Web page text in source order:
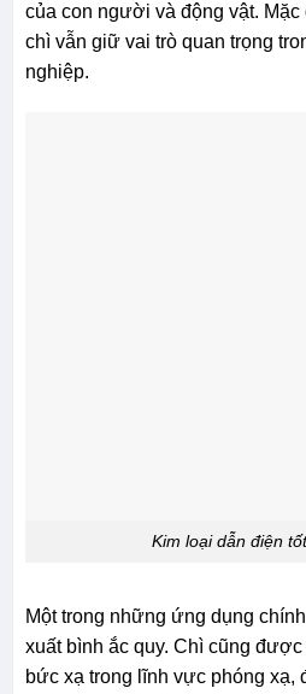
của con người và động vật. Mặc
chì vẫn giữ vai trò quan trọng
nghiệp.
Kim loại dẫn điện
Một trong những ứng dụng
xuất bình ắc quy. Chì cũng
bức xạ trong lĩnh vực phóng xạ,